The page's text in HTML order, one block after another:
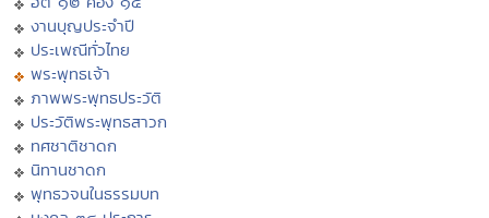
งานบุญประจำปี
ประเพณีทั่วไทย
พระพุทธเจ้า
ภาพพระพุทธประวัติ
ประวัติพระพุทธสาวก
ทศชาติชาดก
นิทานชาดก
พุทธวจนในธรรมบท